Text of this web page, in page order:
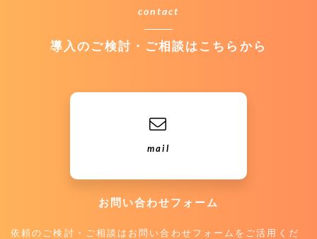
contact
導入のご検討・ご相談はこちらから
mail
お問い合わせフォーム
依頼のご検討・ご相談はお問い合わせフォームをご活用くだ